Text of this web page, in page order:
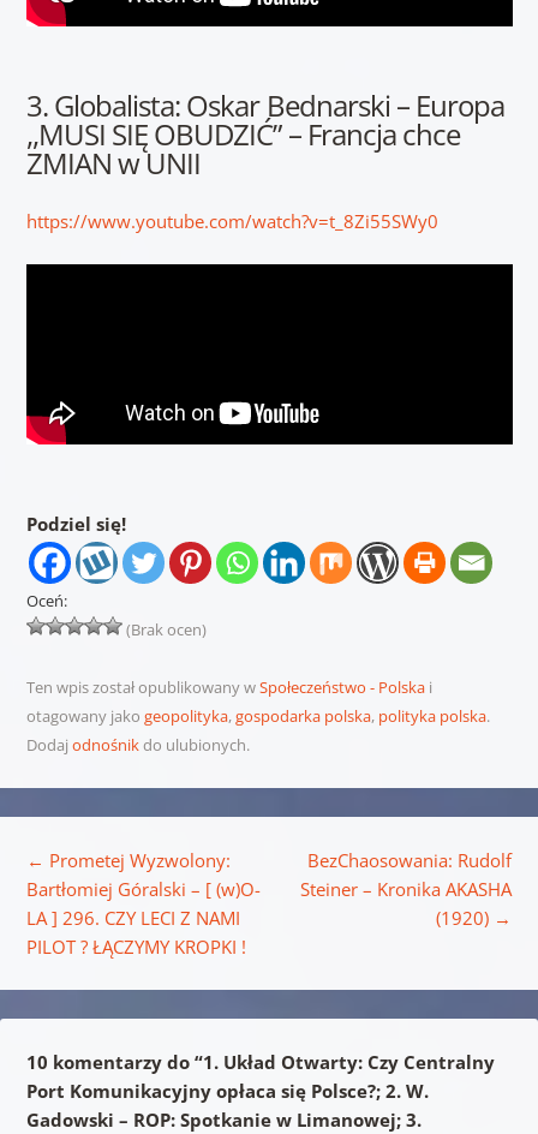
3. Globalista: Oskar Bednarski – Europa
,,MUSI SIĘ OBUDZIĆ” – Francja chce
ZMIAN w UNII
https://www.youtube.com/watch?v=t_8Zi55SWy0
Podziel się!
Oceń:
(Brak ocen)
Ten wpis został opublikowany wSpołeczeństwo - Polskai
otagowany jako geopolityka,gospodarka polska, polityka polska.
Dodaj odnośnikdo ulubionych.
← Prometej Wyzwolony:
Bartłomiej Góralski – [ (w)O-
LA ] 296. CZY LECI Z NAMI
PILOT ? ŁĄCZYMY KROPKI !
BezChaosowania: Rudolf
Steiner – Kronika AKASHA
(1920) →
10 komentarzy do “1. Układ Otwarty: Czy Centralny
Port Komunikacyjny opłaca się Polsce?; 2. W.
Gadowski – ROP: Spotkanie w Limanowej; 3.